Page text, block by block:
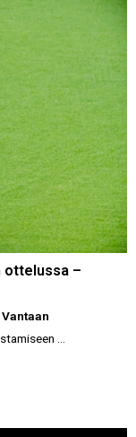
ottelussa –
Vantaan
...